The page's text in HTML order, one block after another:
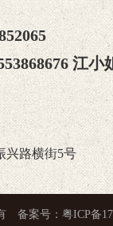
江小
兴路横街5号
备案号： 粤ICP备